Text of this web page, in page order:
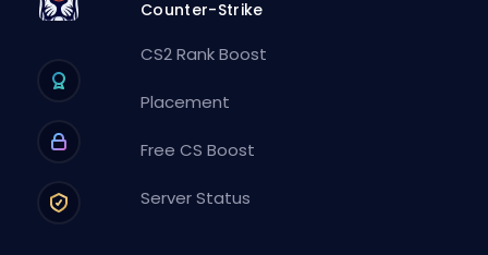
Counter-Strike
CS2 Rank Boost
Placement
Free CS Boost
Server Status